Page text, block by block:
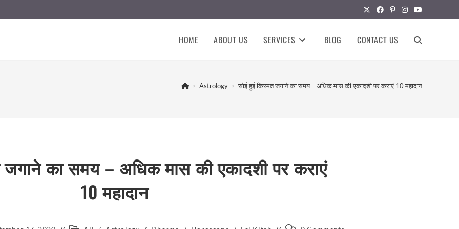
HOME ABOUT US SERVICES BLOG CONTACT US TOGGLE
> Astrology > सोई हुई किस्मत जगाने का समय – अधिक मास की एकादशी पर कराएं 10 महादान
का समय – अधिक मास की एकादशी पर कराएं
10 महादान